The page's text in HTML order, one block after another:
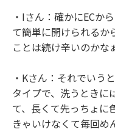
・Iさん：確かにECか
て簡単に開けられるか
ことは続け辛いのかな
・Kさん：それでいう
タイプで、洗うときに
て、長くて先っちょに
きゃいけなくて毎回め